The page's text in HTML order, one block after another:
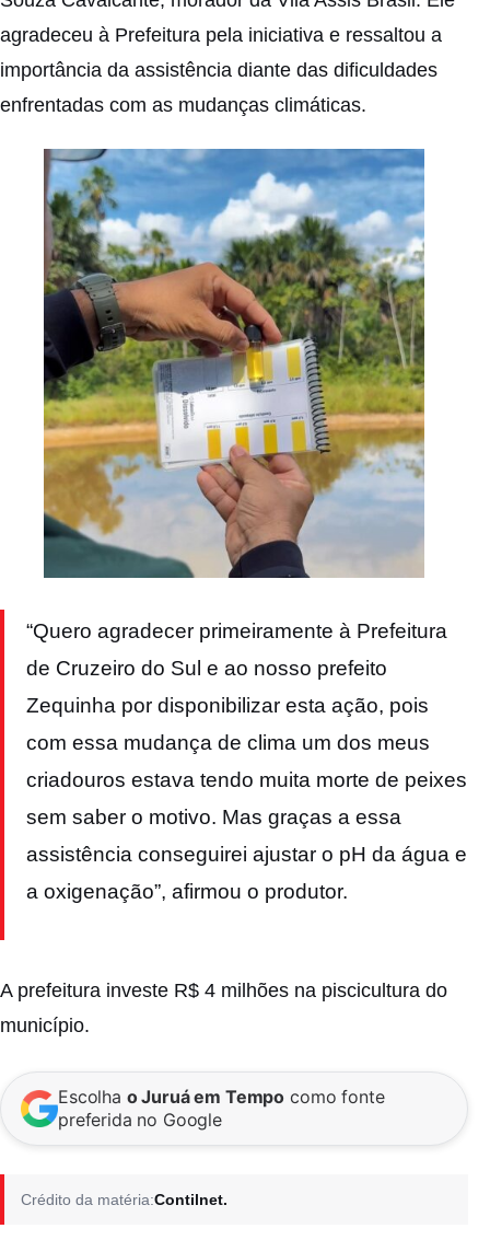
agradeceu à Prefeitura pela iniciativa e ressaltou a
importância da assistência diante das dificuldades
enfrentadas com as mudanças climáticas.
“Quero agradecer primeiramente à Prefeitura
de Cruzeiro do Sul e ao nosso prefeito
Zequinha por disponibilizar esta ação, pois
com essa mudança de clima um dos meus
criadouros estava tendo muita morte de peixes
sem saber o motivo. Mas graças a essa
assistência conseguirei ajustar o pH da água e
a oxigenação”, afirmou o produtor.
A prefeitura investe R$ 4 milhões na piscicultura do
município.
Escolha o Juruá em Tempo como fonte
preferida no Google
Crédito da matéria:Contilnet.